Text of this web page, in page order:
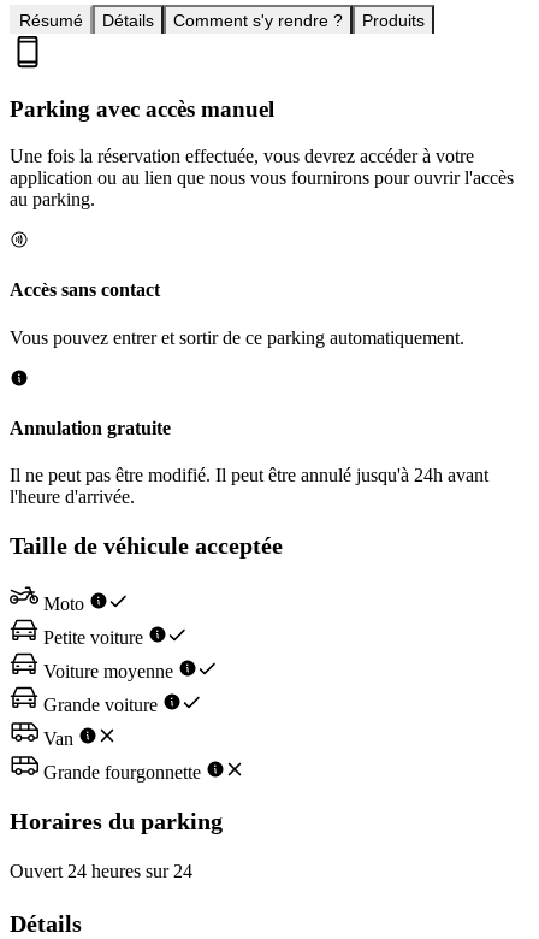
Résumé Détails Comment s'y rendre ? Produits
Parking avec accès manuel
Une fois la réservation effectuée, vous devrez accéder à votre
application ou au lien que nous vous fournirons pour ouvrir l'accès
au parking.
Accès sans contact
Vous pouvez entrer et sortir de ce parking automatiquement.
Annulation gratuite
Il ne peut pas être modifié. Il peut être annulé jusqu'à 24h avant
l'heure d'arrivée.
Taille de véhicule acceptée
Moto
Petite voiture
Voiture moyenne
Grande voiture
Van
Grande fourgonnette
Horaires du parking
Ouvert 24 heures sur 24
Détails